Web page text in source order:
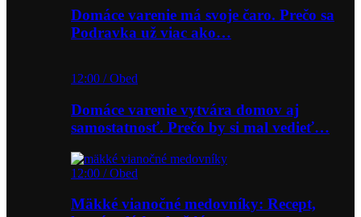
Domáce varenie má svoje čaro. Prečo sa
Podravka už viac ako…
12:00 / Obed
Domáce varenie vytvára domov aj
samostatnosť. Prečo by si mal vedieť…
12:00 / Obed
Mäkké vianočné medovníky: Recept,